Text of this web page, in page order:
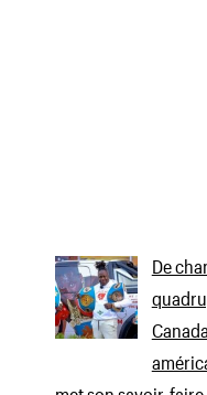
De